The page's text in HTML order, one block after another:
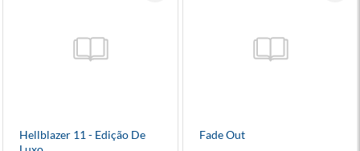
Hellblazer 11 - Edição De
Fade Out